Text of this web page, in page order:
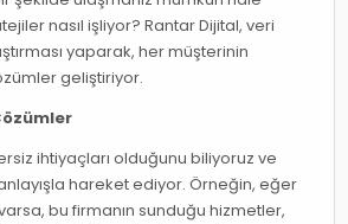
nasıl işliyor? Rantar Dijital, veri
yaparak, her müşterinin
geliştiriyor.
ihtiyaçları olduğunu biliyoruz ve
hareket ediyor. Örneğin, eğer
bu firmanın sunduğu hizmetler,